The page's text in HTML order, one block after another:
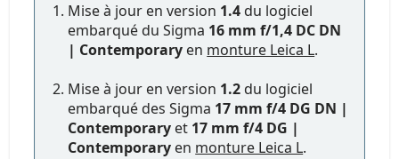
Mise à jour en version 1.4 du logiciel
embarqué du Sigma 16 mm f/1,4 DC DN
| Contemporary en monture Leica L.
Mise à jour en version 1.2 du logiciel
embarqué des Sigma 17 mm f/4 DG DN |
Contemporary et 17 mm f/4 DG |
Contemporary en monture Leica L.